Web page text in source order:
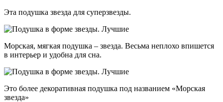
Эта подушка звезда для суперзвезды.
Морская, мягкая подушка – звезда. Весьма неплохо впишется
в интерьер и удобна для сна.
Это более декоративная подушка под названием «Морская
звезда»